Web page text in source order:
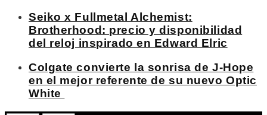
Seiko x Fullmetal Alchemist:
Brotherhood: precio y disponibilidad
del reloj inspirado en Edward Elric
Colgate convierte la sonrisa de J-Hope
en el mejor referente de su nuevo Optic
White